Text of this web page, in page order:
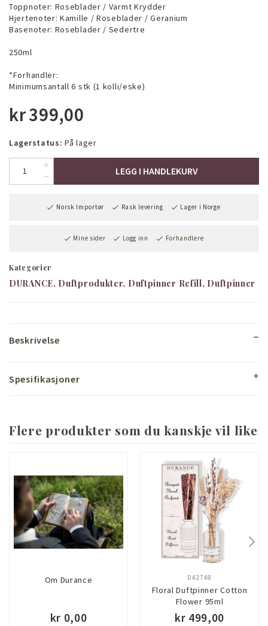
Toppnoter: Roseblader / Varmt Krydder
Hjertenoter: Kamille / Roseblader / Geranium
Basenoter: Roseblader / Sedertre
250ml
*Forhandler:
Minimumsantall 6 stk (1 kolli/eske)
kr399,00
Lagerstatus: På lager
LEGG I HANDLEKURV
Norsk Importør Rask levering Lager i Norge
Mine sider Logg inn Forhandlere
Kategorier
DURANCE Duftprodukter Duftpinner Refill Duftpinner
Beskrivelse
Spesifikasjoner
Flere produkter som du kanskje vil like
Om Durance
kr 0,00
Floral Duftpinner Cotton
Flower 95ml
D42748
kr 499,00